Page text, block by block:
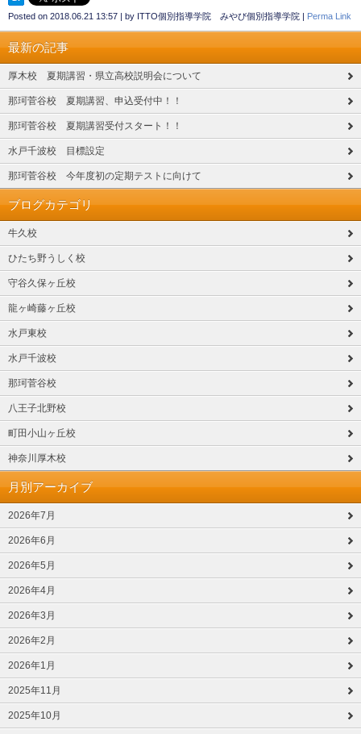
Posted on 2018.06.21 13:57 | by ITTO個別指導学院 みやび個別指導学院 | Perma Link
最新の記事
厚木校 夏期講習・県立高校説明会について
那珂菅谷校 夏期講習、申込受付中！！
那珂菅谷校 夏期講習受付スタート！！
水戸千波校 目標設定
那珂菅谷校 今年度初の定期テストに向けて
ブログカテゴリ
牛久校
ひたち野うしく校
守谷久保ヶ丘校
龍ヶ崎藤ヶ丘校
水戸東校
水戸千波校
那珂菅谷校
八王子北野校
町田小山ヶ丘校
神奈川厚木校
月別アーカイブ
2026年7月
2026年6月
2026年5月
2026年4月
2026年3月
2026年2月
2026年1月
2025年11月
2025年10月